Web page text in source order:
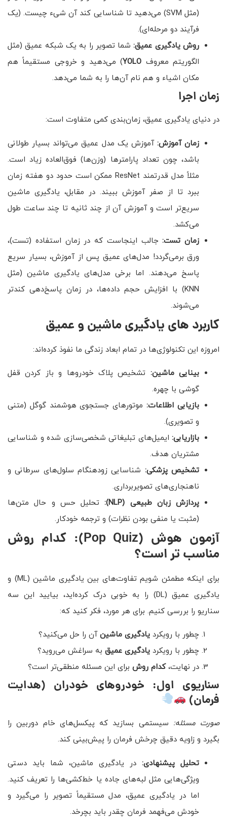
(مثل SVM) می‌دهید تا شناسایی کند آن شیء چیست. (یک
فرآیند دو مرحله‌ای).
روش یادگیری عمیق: شما تصویر را به یک شبکه عمیق (مثل
الگوریتم معروف YOLO) می‌دهید و خروجی مستقیماً هم
مکان اشیاء و هم نام آن‌ها را به شما می‌دهد.
زمان اجرا
در دنیای یادگیری عمیق، زمان‌بندی کمی متفاوت است:
زمان آموزش:آموزش یک مدل عمیق می‌تواند بسیار طولانی
باشد، چون تعداد پارامترها (وزن‌ها) فوق‌العاده زیاد است.
مثلاً مدل قدرتمند ResNet ممکن است حدود دو هفته زمان
ببرد تا از صفر آموزش ببیند. در مقابل، یادگیری ماشین
سریع‌تر است و آموزش آن از چند ثانیه تا چند ساعت طول
می‌کشد.
زمان تست: جالب اینجاست که در زمان استفاده (تست)،
ورق برمی‌گردد! مدل‌های عمیق پس از آموزش، بسیار سریع
پاسخ می‌دهند. اما برخی مدل‌های یادگیری ماشین (مثل
KNN) با افزایش حجم داده‌ها، در زمان پاسخ‌دهی کندتر
می‌شوند.
کاربرد های یادگیری ماشین و عمیق
امروزه این تکنولوژی‌ها در تمام ابعاد زندگی ما نفوذ کرده‌اند:
بینایی ماشین: تشخیص پلاک خودروها و باز کردن قفل
گوشی با چهره.
بازیابی اطلاعات: موتورهای جستجوی هوشمند گوگل (متنی
و تصویری).
بازاریابی: ایمیل‌های تبلیغاتی شخصی‌سازی شده و شناسایی
مشتریان هدف.
تشخیص پزشکی: شناسایی زودهنگام سلول‌های سرطانی و
ناهنجاری‌های تصویربرداری.
پردازش زبان طبیعی (NLP)
: تحلیل حس و حال متن‌ها
(مثبت یا منفی بودن نظرات) و ترجمه خودکار.
آزمون هوش (Pop Quiz) : کدام روش
مناسب تر است؟
برای اینکه مطمئن شویم تفاوت‌های بین یادگیری ماشین (ML) و
یادگیری عمیق (DL) را به خوبی درک کرده‌اید، بیایید این سه
سناریو را بررسی کنیم. برای هر مورد، فکر کنید که:
چطور با رویکرد یادگیری ماشینآن را حل می‌کنید؟
چطور با رویکرد یادگیری عمیق به سراغش می‌روید؟
در نهایت،کدام روش برای این مسئله منطقی‌تر است؟
سناریوی اول: خودروهای خودران (هدایت
فرمان)
صورت مسئله: سیستمی بسازید که پیکسل‌های خام دوربین را
بگیرد و زاویه دقیق چرخش فرمان را پیش‌بینی کند.
تحلیل پیشنهادی: در یادگیری ماشین، شما باید دستی
ویژگی‌هایی مثل لبه‌های جاده یا خط‌کشی‌ها را تعریف کنید.
اما در یادگیری عمیق، مدل مستقیماً تصویر را می‌گیرد و
خودش می‌فهمد فرمان چقدر باید بچرخد.